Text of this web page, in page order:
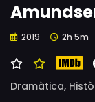
2019 2h 5m
Dramàtica,